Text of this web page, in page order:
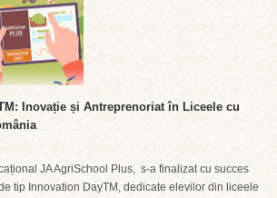
Inovație și Antreprenoriat în Liceele cu
JA AgriSchool Plus, s-a finalizat cu succes
tip Innovation DayTM, dedicate elevilor din liceele